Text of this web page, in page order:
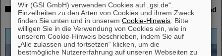
Open-Access-Buch „Hans Joachim Specht – Scientist and
Visionary“ erschienen
Wir (GSI GmbH) verwenden Cookies auf „gsi.de“.
Einzelheiten zu den Arten von Cookies und ihrem Zweck
finden Sie unten und in unseremCookie-Hinweis . Bitte
willigen Sie in die Verwendung von Cookies ein, wie in
unserem Cookie-Hinweis beschrieben, indem Sie auf
„Alle zulassen und fortsetzen“ klicken, um die
bestmögliche Nutzererfahrung auf unseren Webseiten zu